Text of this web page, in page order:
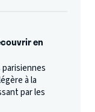
en
parisiennes
à la
par les